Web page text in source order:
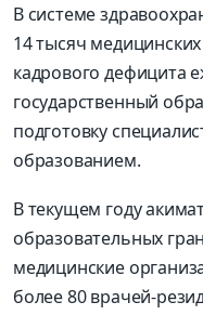
В системе
14 тысяч
кадрового дефицита
государственный
подготовку
образованием.
В текущем году
образовательных
медицинские
более 80 врачей-